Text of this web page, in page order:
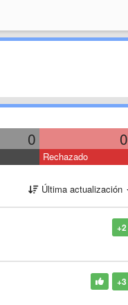
0 0
Rechazado
Última actualización
+2
+3